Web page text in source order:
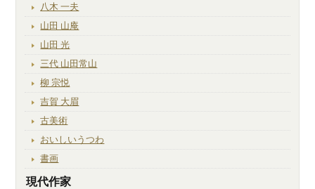
八木 一夫
山田 山庵
山田 光
三代 山田常山
柳 宗悦
吉賀 大眉
古美術
おいしいうつわ
書画
現代作家